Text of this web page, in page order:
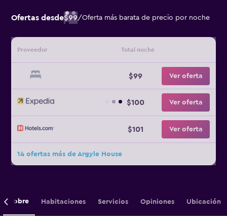
Ofertas desde$99/Oferta más barata de precio por noche
Proveedor Total noche
$99 Ver oferta
$100 Ver oferta
$101 Ver oferta
14 ofertas más de Argyle House
Sobre Habitaciones Servicios Opiniones Ubicación